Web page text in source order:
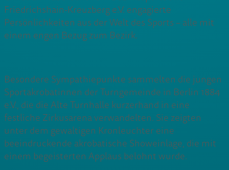
Friedrichshain-Kreuzberg e.V. engagierte
Persönlichkeiten aus der Welt des Sports – alle mit
einem engen Bezug zum Bezirk.
Besondere Sympathiepunkte sammelten die jungen
Sportakrobatinnen der Turngemeinde in Berlin 1884
e.V., die die Alte Turnhalle kurzerhand in eine
festliche Zirkusarena verwandelten. Sie zeigten
unter dem gewaltigen Kronleuchter eine
beeindruckende akrobatische Showeinlage, die mit
einem begeisterten Applaus belohnt wurde.